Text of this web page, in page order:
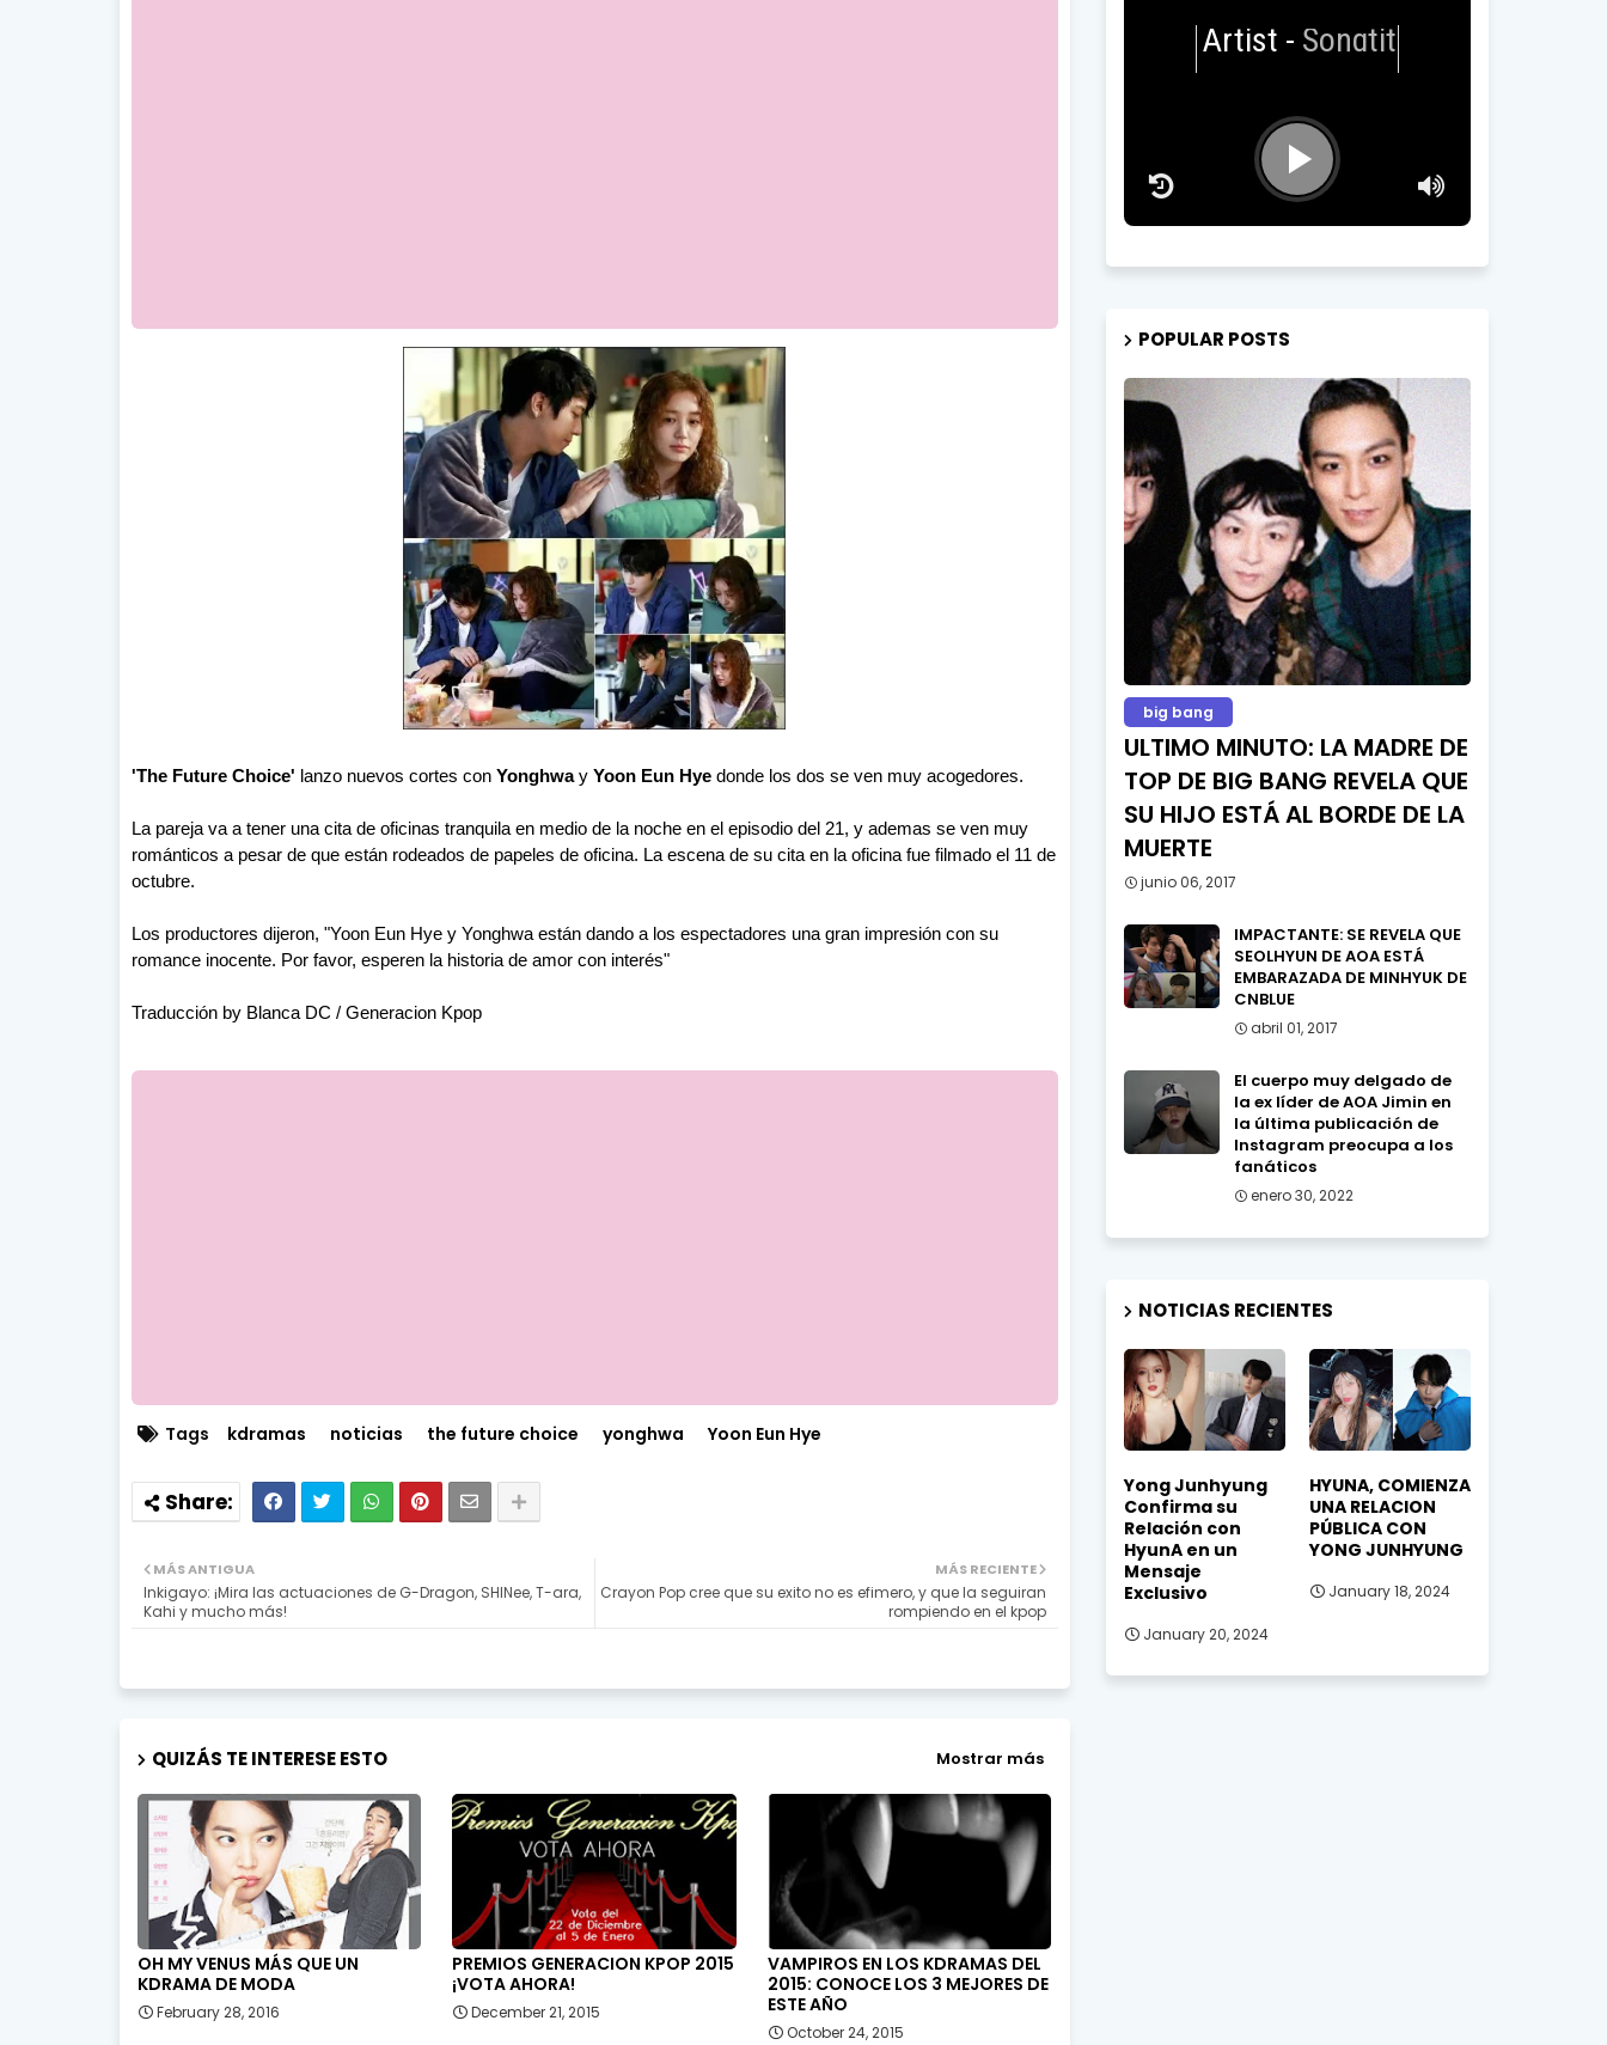
'The Future Choice' lanzo nuevos cortes conYonghway Yoon Eun Hyedonde los dos se ven muy acogedores.
La pareja va a tener una cita de oficinas tranquila en medio de la noche en el episodio del 21, y ademas se ven muy
románticos a pesar de que están rodeados de papeles de oficina. La escena de su cita en la oficina fue filmado el 11 de
octubre.
Los productores dijeron, "Yoon Eun Hye y Yonghwa están dando a los espectadores una gran impresión con su
romance inocente. Por favor, esperen la historia de amor con interés"
Traducción by Blanca DC / Generacion Kpop
Tags kdramas noticias the future choice yonghwa Yoon Eun Hye
MÁS RECIENTE
Crayon Pop cree que su exito no es efimero, y que la seguiran
rompiendo en el kpop
MÁS ANTIGUA
Inkigayo: ¡Mira las actuaciones de G-Dragon, SHINee, T-ara,
Kahi y mucho más!
QUIZÁS TE INTERESE ESTO Mostrar más
OH MY VENUS MÁS QUE UN
KDRAMA DE MODA
February 28, 2016
PREMIOS GENERACION KPOP 2015
¡VOTA AHORA!
December 21, 2015
VAMPIROS EN LOS KDRAMAS DEL
2015: CONOCE LOS 3 MEJORES DE
ESTE AÑO
October 24, 2015
Artist-Songtitle
POPULAR POSTS
big bang
ULTIMO MINUTO: LA MADRE DE
TOP DE BIG BANG REVELA QUE
SU HIJO ESTÁ AL BORDE DE LA
MUERTE
junio 06, 2017
IMPACTANTE: SE REVELA QUE
SEOLHYUN DE AOA ESTÁ
EMBARAZADA DE MINHYUK DE
CNBLUE
abril 01, 2017
El cuerpo muy delgado de
la ex líder de AOA Jimin en
la última publicación de
Instagram preocupa a los
fanáticos
enero 30, 2022
NOTICIAS RECIENTES
Yong Junhyung
Confirma su
Relación con
HyunA en un
Mensaje
Exclusivo
January 20, 2024
HYUNA, COMIENZA
UNA RELACION
PÚBLICA CON
YONG JUNHYUNG
January 18, 2024